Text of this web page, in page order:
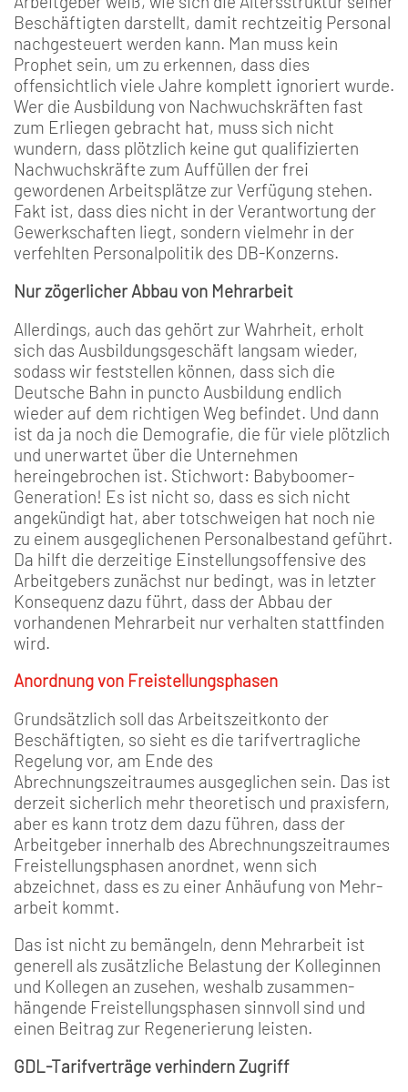
Beschäftigten darstellt, damit rechtzeitig Personal
nachgesteuert werden kann. Man muss kein
Prophet sein, um zu erkennen, dass dies
offensichtlich viele Jahre komplett ignoriert wurde.
Wer die Ausbildung von Nachwuchskräften fast
zum Erliegen gebracht hat, muss sich nicht
wundern, dass plötzlich keine gut qualifizierten
Nachwuchskräfte zum Auffüllen der frei
gewordenen Arbeitsplätze zur Verfügung stehen.
Fakt ist, dass dies nicht in der Verantwortung der
Gewerkschaften liegt, sondern vielmehr in der
verfehlten Personalpolitik des DB-Konzerns.
Nur zögerlicher Abbau von Mehrarbeit
Allerdings, auch das gehört zur Wahrheit, erholt
sich das Ausbildungsgeschäft langsam wieder,
sodass wir feststellen können, dass sich die
Deutsche Bahn in puncto Ausbildung endlich
wieder auf dem richtigen Weg befindet. Und dann
ist da ja noch die Demografie, die für viele plötzlich
und unerwartet über die Unternehmen
hereingebrochen ist. Stichwort: Babyboomer-
Generation! Es ist nicht so, dass es sich nicht
angekündigt hat, aber totschweigen hat noch nie
zu einem ausgeglichenen Personalbestand geführt.
Da hilft die derzeitige Einstellungsoffensive des
Arbeitgebers zunächst nur bedingt, was in letzter
Konsequenz dazu führt, dass der Abbau der
vorhandenen Mehrarbeit nur verhalten stattfinden
wird.
Anordnung von Freistellungsphasen
Grundsätzlich soll das Arbeitszeitkonto der
Beschäftigten, so sieht es die tarifvertragliche
Regelung vor, am Ende des
Abrechnungszeitraumes ausgeglichen sein. Das ist
derzeit sicherlich mehr theoretisch und praxisfern,
aber es kann trotz­ dem dazu führen, dass der
Arbeitgeber innerhalb des Abrechnungszeitraumes
Freistellungsphasen anordnet, wenn sich
abzeichnet, dass es zu einer Anhäufung von Mehr­
arbeit kommt.
Das ist nicht zu bemängeln, denn Mehrarbeit ist
generell als zusätzliche Belastung der Kolleginnen
und Kollegen an­ zusehen, weshalb zusammen­
hängende Freistellungsphasen sinnvoll sind und
einen Beitrag zur Regenerierung leisten.
GDL-Tarifverträge verhindern Zugriff